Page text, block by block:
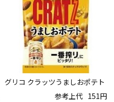
グリコ クラッツうましおポテト
参考上代 151円